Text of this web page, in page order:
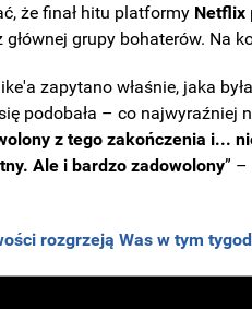
że finał hitu platformy Netflix
grupy bohaterów. Na
zapytano właśnie, jaka
podobała – co najwyraźniej
z tego zakończenia i...
Ale i bardzo zadowolony” –
rozgrzeją Was w tym